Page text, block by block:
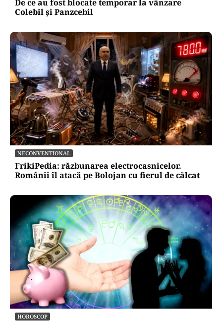
De ce au fost blocate temporar la vânzare
Colebil și Panzcebil
NECONVENTIONAL
FrikiPedia: răzbunarea electrocasnicelor.
Românii îl atacă pe Bolojan cu fierul de călcat
HOROSCOP